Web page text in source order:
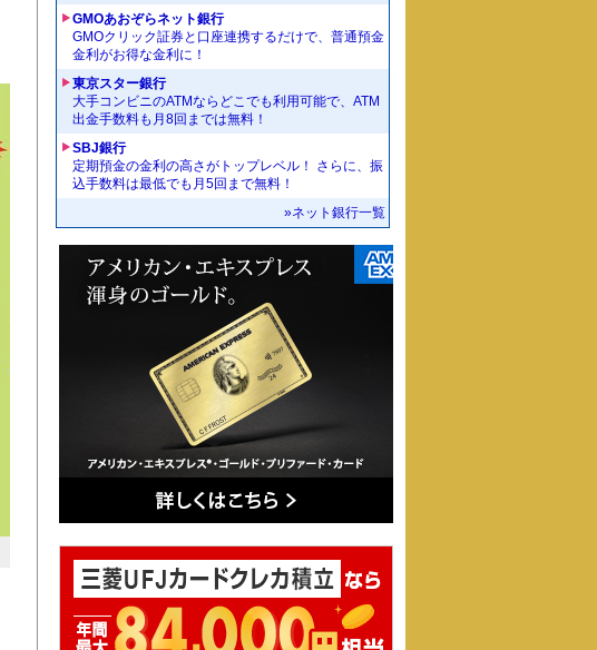
GMOあおぞらネット銀行
GMOクリック証券と口座連携するだけで、普通預金
金利がお得な金利に！
東京スター銀行
大手コンビニのATMならどこでも利用可能で、ATM
出金手数料も月8回までは無料！
SBJ銀行
定期預金の金利の高さがトップレベル！ さらに、振
込手数料は最低でも月5回まで無料！
»ネット銀行一覧